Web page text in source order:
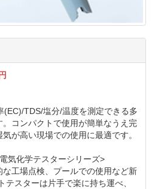
(EC)/TDS/塩分/温度を測定できる多
コンパクトで使用が簡単なうえ完
が高い現場での使用に最適です。
気化学テスターシリーズ>
工場点検、プールでの使用など新
テスターは片手で楽に持ち運べ、